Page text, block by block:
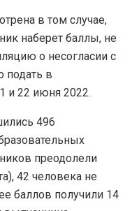
в том случае,
наберет баллы, не
о несогласии с
в
и 22 июня 2022.
496
преодолели
42 человека не
баллов получили 14